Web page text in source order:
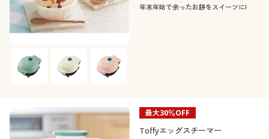
年末年始で余ったお餅をスイーツに!
最大30％OFF
Toffyエッグスチーマー